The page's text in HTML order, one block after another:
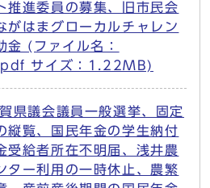
推進委員の募集、旧市民会
がはまグローカルチャレン
金 (ファイル名：
サイズ：1.22MB)
県議会議員一般選挙、固定
縦覧、国民年金の学生納付
受給者所在不明届、浅井農
ター利用の一時休止、農繁